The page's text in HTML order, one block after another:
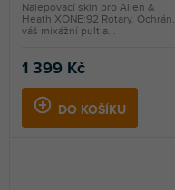
1 399 Kč
DO KOŠÍKU
Nalepovací skin pro Allen &
Heath XONE:92 Rotary. Ochrání
váš mixážní pult a...